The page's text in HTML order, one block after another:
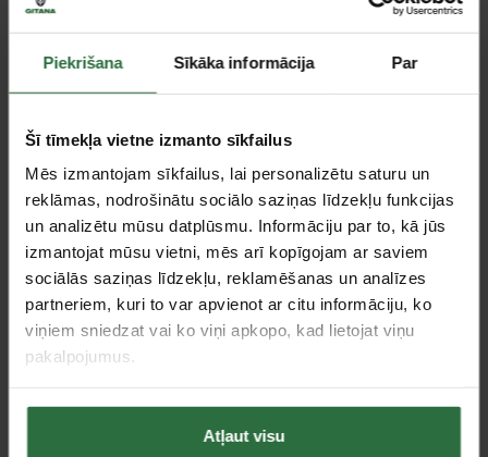
Piekrišana Sīkāka informācija Par
Šī tīmekļa vietne izmanto sīkfailus
Mēs izmantojam sīkfailus, lai personalizētu saturu un
reklāmas, nodrošinātu sociālo saziņas līdzekļu funkcijas
un analizētu mūsu datplūsmu. Informāciju par to, kā jūs
izmantojat mūsu vietni, mēs arī kopīgojam ar saviem
sociālās saziņas līdzekļu, reklamēšanas un analīzes
partneriem, kuri to var apvienot ar citu informāciju, ko
viņiem sniedzat vai ko viņi apkopo, kad lietojat viņu
pakalpojumus.
Atļaut visu
CombiPlum Easy, 1L
8,99 €
Ir noliktavā
Acu skalošanas šķidrums